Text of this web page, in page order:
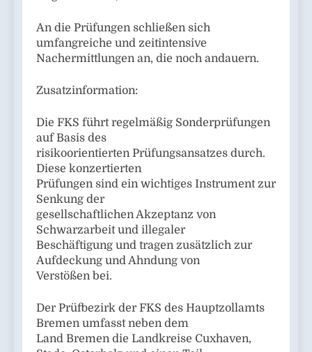
An die Prüfungen schließen sich
umfangreiche und zeitintensive
Nachermittlungen an, die noch andauern.
Zusatzinformation:
Die FKS führt regelmäßig Sonderprüfungen
auf Basis des
risikoorientierten Prüfungsansatzes durch.
Diese konzertierten
Prüfungen sind ein wichtiges Instrument zur
Senkung der
gesellschaftlichen Akzeptanz von
Schwarzarbeit und illegaler
Beschäftigung und tragen zusätzlich zur
Aufdeckung und Ahndung von
Verstößen bei.
Der Prüfbezirk der FKS des Hauptzollamts
Bremen umfasst neben dem
Land Bremen die Landkreise Cuxhaven,